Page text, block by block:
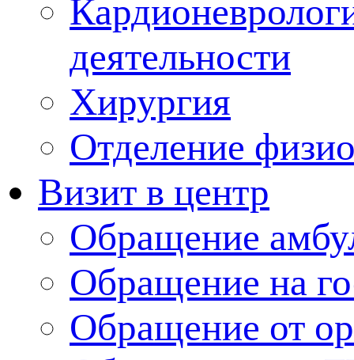
деятельности
Хирургия
Отделение
Визит в центр
Обращение
Обращение на
Обращение от